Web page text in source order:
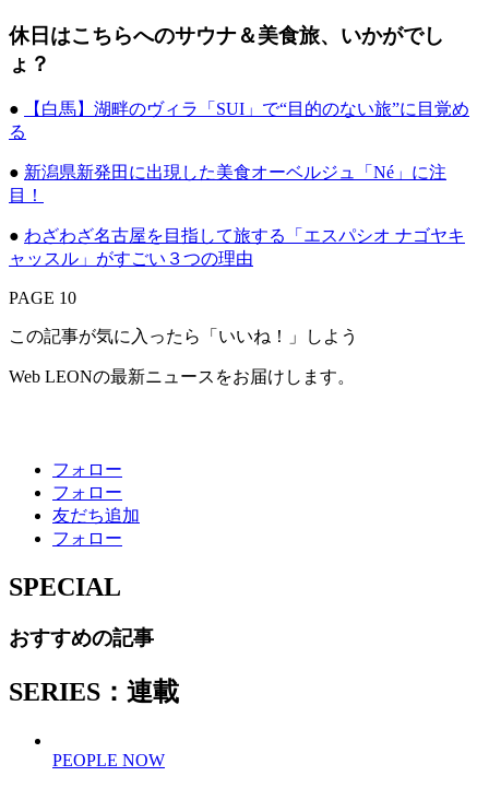
休日はこちらへのサウナ＆美食旅、いかがでし
ょ？
●
【白馬】湖畔のヴィラ「SUI」で“目的のない旅”に目覚め
る
● 新潟県新発田に出現した美食オーベルジュ「Né」に注
目！
● わざわざ名古屋を目指して旅する「エスパシオ ナゴヤキ
ャッスル」がすごい３つの理由
PAGE 10
この記事が気に入ったら「いいね！」しよう
Web LEONの最新ニュースをお届けします。
フォロー
フォロー
友だち追加
フォロー
SPECIAL
おすすめの記事
SERIES：連載
PEOPLE NOW